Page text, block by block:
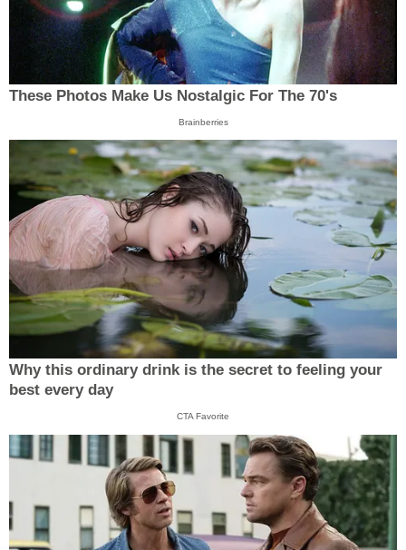
These Photos Make Us Nostalgic For The 70's
Brainberries
Why this ordinary drink is the secret to feeling your
best every day
CTA Favorite